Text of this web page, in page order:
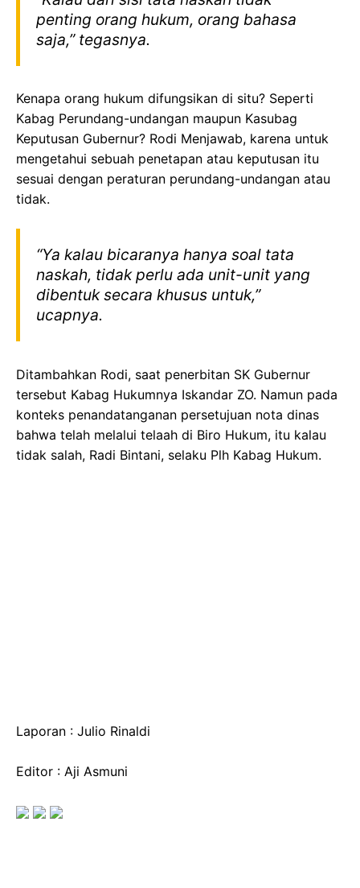
penting orang hukum, orang bahasa
saja,” tegasnya.
Kenapa orang hukum difungsikan di situ? Seperti
Kabag Perundang-undangan maupun Kasubag
Keputusan Gubernur? Rodi Menjawab, karena untuk
mengetahui sebuah penetapan atau keputusan itu
sesuai dengan peraturan perundang-undangan atau
tidak.
“Ya kalau bicaranya hanya soal tata
naskah, tidak perlu ada unit-unit yang
dibentuk secara khusus untuk,”
ucapnya.
Ditambahkan Rodi, saat penerbitan SK Gubernur
tersebut Kabag Hukumnya Iskandar ZO. Namun pada
konteks penandatanganan persetujuan nota dinas
bahwa telah melalui telaah di Biro Hukum, itu kalau
tidak salah, Radi Bintani, selaku Plh Kabag Hukum.
Laporan : Julio Rinaldi
Editor : Aji Asmuni